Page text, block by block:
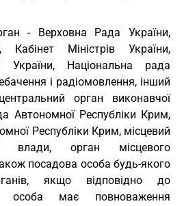
- Верховна Рада України,
Кабінет Міністрів України,
України, Національна рада
і радіомовлення, інший
орган виконавчої
Автономної Республіки Крим,
Республіки Крим, місцевий
влади, орган місцевого
посадова особа будь-якого
якщо відповідно до
особа має повноваження